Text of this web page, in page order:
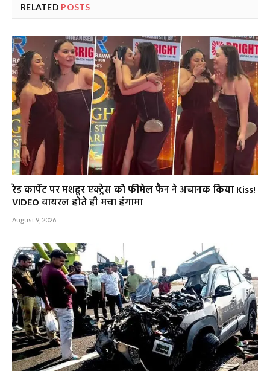
RELATED POSTS
रेड कार्पेट पर मशहूर एक्ट्रेस को फीमेल फैन ने अचानक किया Kiss!
VIDEO वायरल होते ही मचा हंगामा
August 9, 2026